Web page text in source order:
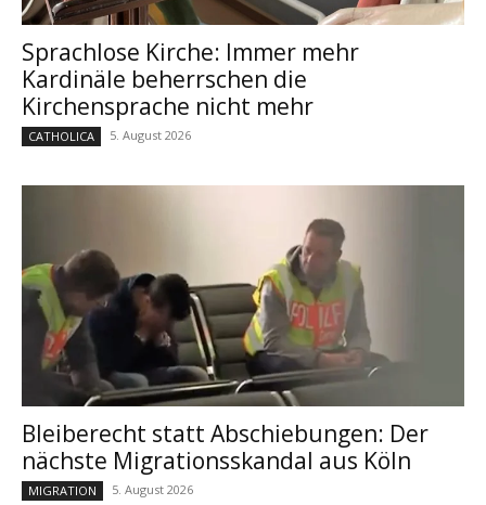
Sprachlose Kirche: Immer mehr
Kardinäle beherrschen die
Kirchensprache nicht mehr
CATHOLICA 5. August 2026
Bleiberecht statt Abschiebungen: Der
nächste Migrationsskandal aus Köln
MIGRATION 5. August 2026